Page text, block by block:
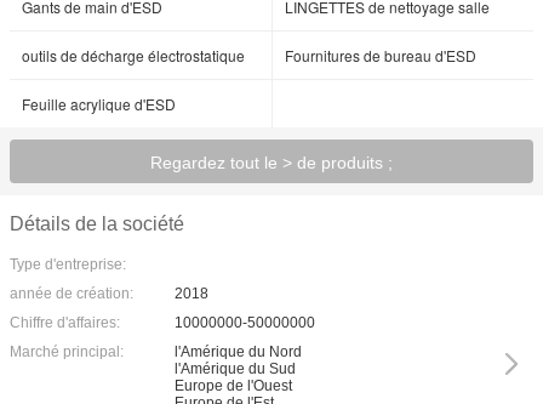
Gants de main d'ESD LINGETTES de nettoyage salle
outils de décharge électrostatique Fournitures de bureau d'ESD
Feuille acrylique d'ESD
Regardez tout le > de produits ;
Détails de la société
Type d'entreprise:
année de création:
2018
Chiffre d'affaires:
10000000-50000000
Marché principal:
l'Amérique du Nord
l'Amérique du Sud
Europe de l'Ouest